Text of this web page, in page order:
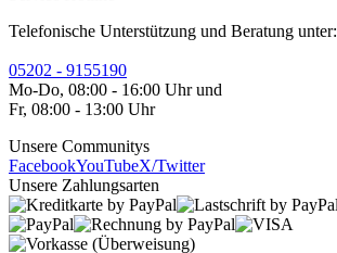
Telefonische Unterstützung und Beratung unter:
05202 - 9155190
Mo-Do, 08:00 - 16:00 Uhr und
Fr, 08:00 - 13:00 Uhr
Unsere Communitys
FacebookYouTubeX/Twitter
Unsere Zahlungsarten